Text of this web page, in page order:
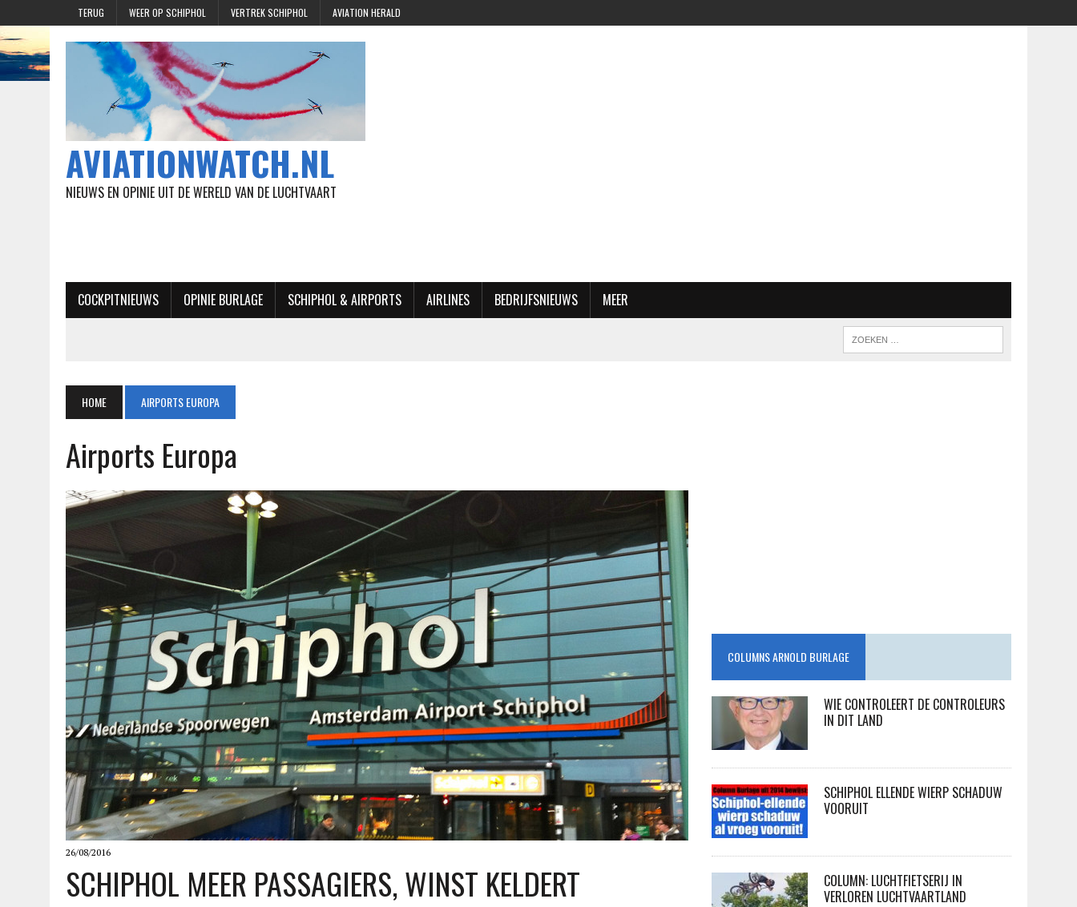
TERUG WEER OP SCHIPHOL VERTREK SCHIPHOL AVIATION HERALD
AVIATIONWATCH.NL
NIEUWS EN OPINIE UIT DE WERELD VAN DE LUCHTVAART
COCKPITNIEUWS OPINIE BURLAGE SCHIPHOL & AIRPORTS AIRLINES BEDRIJFSNIEUWS MEER
HOME AIRPORTS EUROPA
Airports Europa
26/08/2016
SCHIPHOL MEER PASSAGIERS, WINST KELDERT
COLUMNS ARNOLD BURLAGE
WIE CONTROLEERT DE CONTROLEURS
IN DIT LAND
SCHIPHOL ELLENDE WIERP SCHADUW
VOORUIT
COLUMN: LUCHTFIETSERIJ IN
VERLOREN LUCHTVAARTLAND